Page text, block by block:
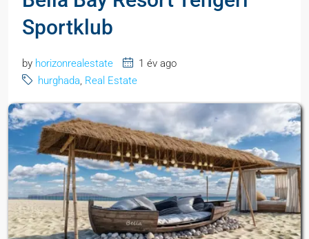
Sportklub
by horizonrealestate
1 év ago
hurghada, Real Estate